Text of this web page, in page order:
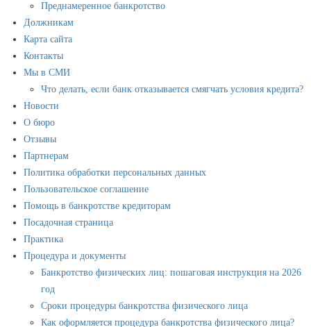
Преднамеренное банкротство
Должникам
Карта сайта
Контакты
Мы в СМИ
Что делать, если банк отказывается смягчать условия кредита?
Новости
О бюро
Отзывы
Партнерам
Политика обработки персональных данных
Пользовательское соглашение
Помощь в банкротстве кредиторам
Посадочная страница
Практика
Процедура и документы
Банкротство физических лиц: пошаговая инструкция на 2026
год
Сроки процедуры банкротства физического лица
Как оформляется процедура банкротства физического лица?